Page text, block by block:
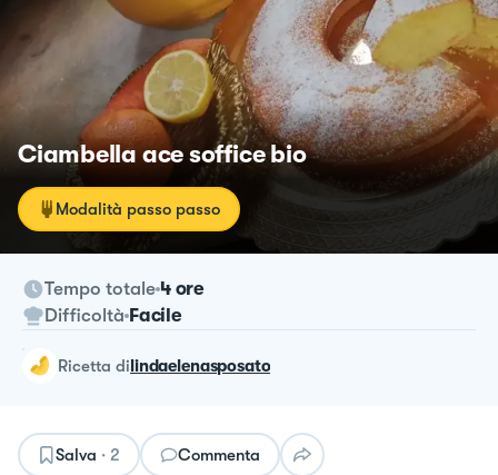
Ciambella ace soffice bio
Modalità passo passo
Tempo totale 4 ore
Difficoltà Facile
ricetta dilindaelenasposato
Salva · 2 Commenta